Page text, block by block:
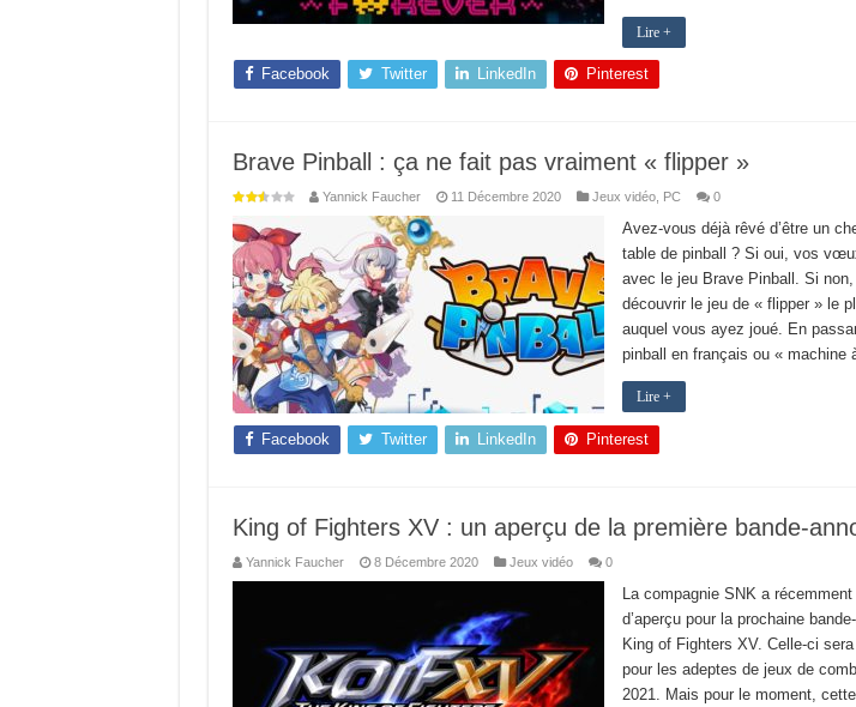
Lire +
Facebook Twitter LinkedIn Pinterest
Brave Pinball : ça ne fait pas vraiment « flipper »
Yannick Faucher 11 Décembre 2020 Jeux vidéo, PC 0
Avez-vous déjà rêvé d’être un
table de pinball ? Si oui, vos
avec le jeu Brave Pinball. Si
découvrir le jeu de « flipper » le
auquel vous ayez joué. En
pinball en français ou « machine
Lire +
Facebook Twitter LinkedIn Pinterest
King of Fighters XV : un aperçu de la première bande-
Yannick Faucher 8 Décembre 2020 Jeux vidéo 0
La compagnie SNK a
d’aperçu pour la prochaine
King of Fighters XV. Celle-ci
pour les adeptes de jeux de
2021. Mais pour le moment,